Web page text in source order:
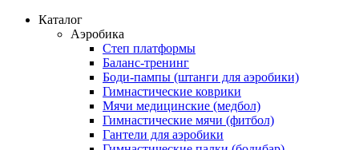
Каталог
Аэробика
Степ платформы
Баланс-тренинг
Боди-пампы (штанги для аэробики)
Гимнастические коврики
Мячи медицинские (медбол)
Гимнастические мячи (фитбол)
Гантели для аэробики